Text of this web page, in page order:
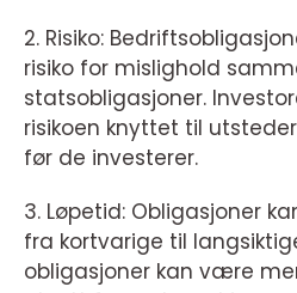
2. Risiko:
risiko for mislighold
statsobligasjoner.
risikoen knyttet til
før de investerer.
3. Løpetid: Obligasjoner
fra kortvarige til
obligasjoner kan være